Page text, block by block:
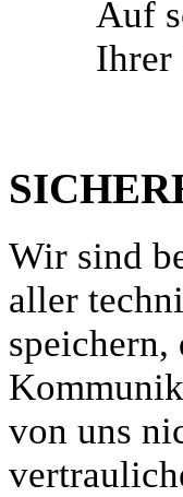
Auf
Ihrer
Wir sind
aller
von uns